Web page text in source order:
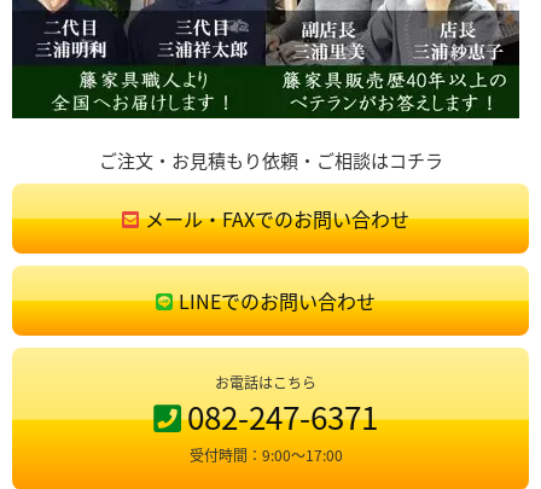
ご注文・お見積もり依頼・ご相談はコチラ
メール・FAXでのお問い合わせ
LINEでのお問い合わせ
お電話はこちら
082-247-6371
受付時間：9:00〜17:00